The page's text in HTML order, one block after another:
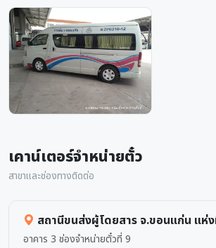
เคาน์เตอร์จำหน่ายตั๋ว
สาขาและช่องทางติดต่อ
สถานีขนส่งผู้โดยสาร จ.ขอนแก่น แห่
อาคาร 3 ช่องจำหน่ายตั๋วที่ 9